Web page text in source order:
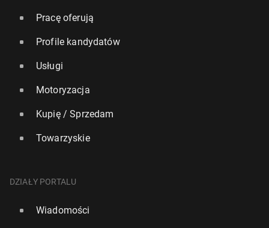
Pracę oferują
Profile kandydatów
Usługi
Motoryzacja
Kupię / Sprzedam
Towarzyskie
DZIAŁY PORTALU
Wiadomości